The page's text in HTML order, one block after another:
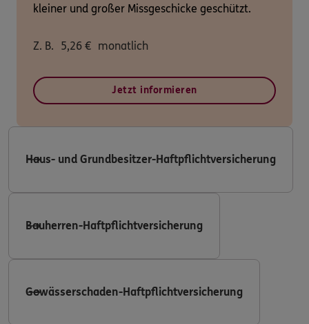
kleiner und großer Missgeschicke geschützt.
Z. B. 5,26 € monatlich
Jetzt informieren
Haus- und Grundbesitzer-Haftpflichtversicherung
Bauherren-Haftpflichtversicherung
Gewässerschaden-Haftpflichtversicherung